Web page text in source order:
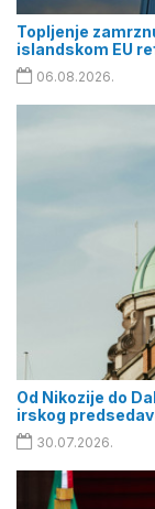
Topljenje
islandskom EU
06.08.2026.
Od Nikozije do
irskog
30.07.2026.